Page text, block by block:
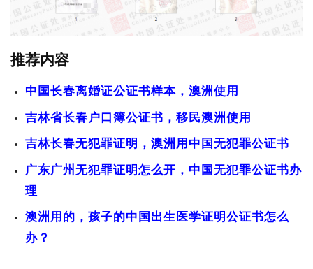
推荐内容
中国长春离婚证公证书样本，澳洲使用
吉林省长春户口簿公证书，移民澳洲使用
吉林长春无犯罪证明，澳洲用中国无犯罪公证书
广东广州无犯罪证明怎么开，中国无犯罪公证书办
理
澳洲用的，孩子的中国出生医学证明公证书怎么
办？